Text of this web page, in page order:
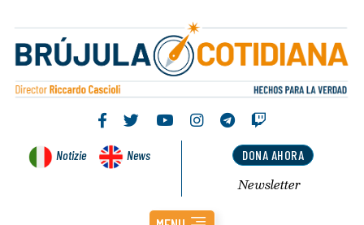
Notizie News DONA AHORA
Newsletter